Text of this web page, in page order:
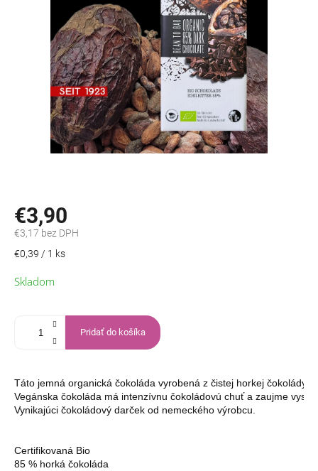
€3,90
€3,17 bez DPH
Jednotková
€0,39 / 1 ks
Skladom
Pridať do košíka
Táto jemná organická čokoláda vyrobená z čistej horkej čokolády
Vegánska čokoláda má intenzívnu čokoládovú chuť a zaujme
Vynikajúci čokoládový darček od nemeckého výrobcu.
Certifikovaná Bio
85 % horká čokoláda